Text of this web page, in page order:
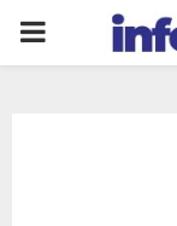
PRIMARY